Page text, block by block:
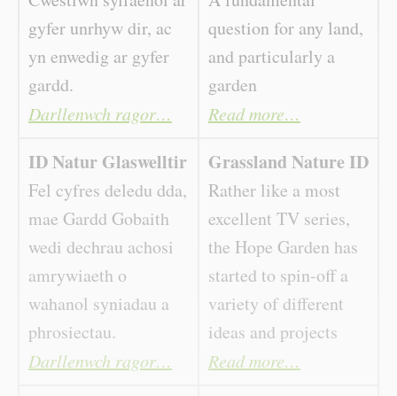
gyfer unrhyw dir, ac
yn enwedig ar gyfer
gardd.
Darllenwch ragor…
question for any land,
and particularly a
garden
Read more…
ID Natur Glaswelltir
Fel cyfres deledu dda,
mae Gardd Gobaith
wedi dechrau achosi
amrywiaeth o
wahanol syniadau a
phrosiectau.
Darllenwch ragor…
Grassland Nature ID
Rather like a most
excellent TV series,
the Hope Garden has
started to spin-off a
variety of different
ideas and projects
Read more…